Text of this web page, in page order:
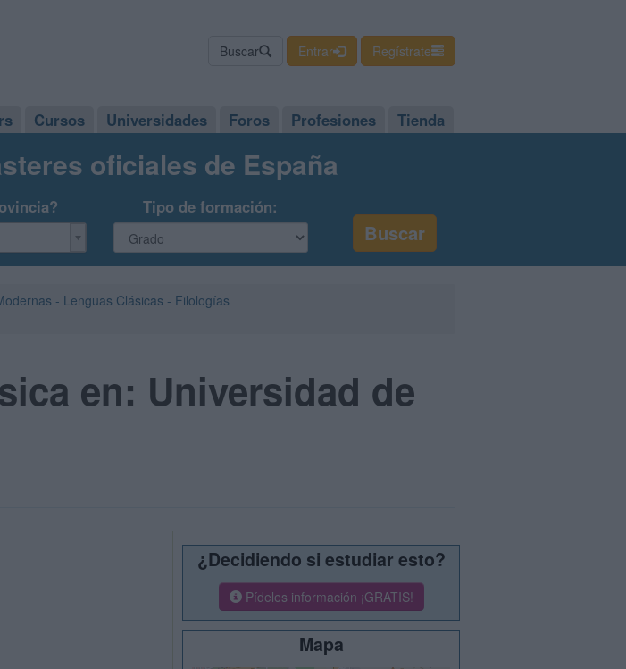
Buscar Entrar Regístrate
Cursos Universidades Foros Profesiones Tienda
oficiales de España
Tipo de formación:
- Lenguas Clásicas - Filologías
en: Universidad de
¿Decidiendo si estudiar esto?
Pídeles información ¡GRATIS!
Mapa